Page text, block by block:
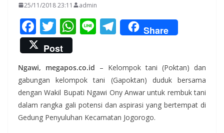
25/11/2018 23:11 admin
F
ac
e
b
o
o
k
T
w
itt
er
W
s
A
p
p
Li T
el
gr
a
m
Share
Post
Ngawi, megapos.co.id – Kelompok tani (Poktan) dan
gabungan kelompok tani (Gapoktan) duduk bersama
dengan Wakil Bupati Ngawi Ony Anwar untuk rembuk tani
dalam rangka gali potensi dan aspirasi yang bertempat di
Gedung Penyuluhan Kecamatan Jogorogo.